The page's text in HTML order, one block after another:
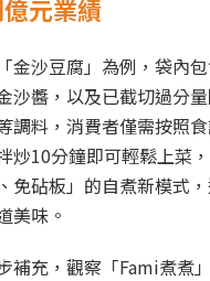
元業績
金沙豆腐」為例，袋內
沙醬，以及已截切過分
調料，消費者僅需按照
炒10分鐘即可輕鬆上菜
免砧板」的自煮新模式，
美味。
補充，觀察「Fami煮煮